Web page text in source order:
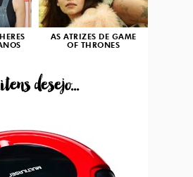
AS ATRIZES DE GAME
OF THRONES
desejo...